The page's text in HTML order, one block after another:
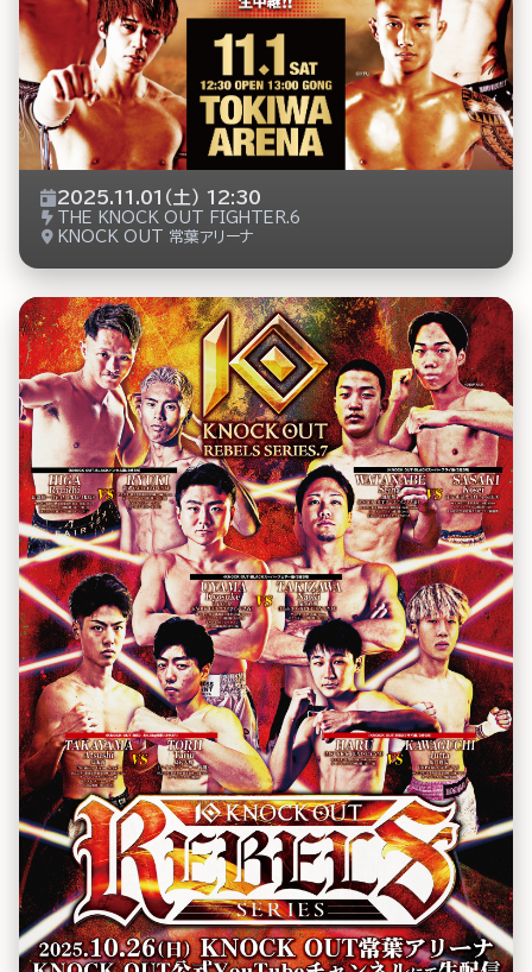
2025.11.01（土） 12:30
THE KNOCK OUT FIGHTER.6
KNOCK OUT 常葉アリーナ